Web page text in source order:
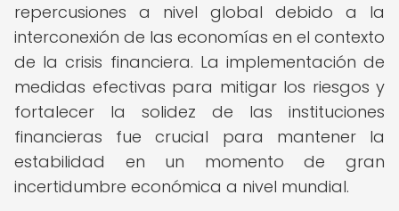
repercusiones a nivel global debido a la
interconexión de las economías en el contexto
de la crisis financiera. La implementación de
medidas efectivas para mitigar los riesgos y
fortalecer la solidez de las instituciones
financieras fue crucial para mantener la
estabilidad en un momento de gran
incertidumbre económica a nivel mundial.